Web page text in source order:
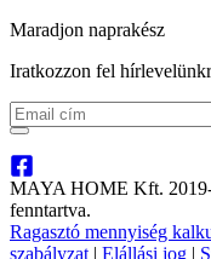
Maradjon naprakész
Iratkozzon fel
MAYA HOME Kft.
fenntartva.
Ragasztó mennyiség
szabályzat | Elállási jog |